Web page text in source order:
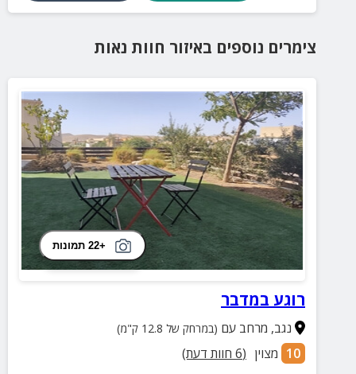
צימרים נוספים באיזור חוות נאות
+22 תמונות
רוגע במדבר
נגב, מרחב עם (במרחק של 12.8 ק"מ)
10 מצוין (
6 חוות דעת)